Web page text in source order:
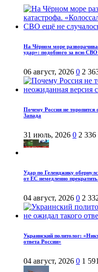
На Чёрном море
удар»: подобного за всю СВО
06 август, 2026 0 2
Почему Россия не торопится
Запада
31 июль, 2026 0 2 336
Удар по Геленджику
от ЕС немедленно
04 август, 2026 0 2
Украинский политолог:
ответа России»
04 август, 2026 0 1 591